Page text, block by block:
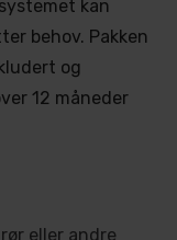
kan
behov. Pakken
og
12 måneder
eller andre